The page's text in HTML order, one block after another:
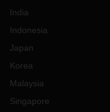
India
Indonesia
Japan
Korea
Malaysia
Singapore